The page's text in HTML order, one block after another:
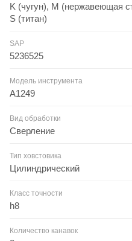
K (чугун), M (нержавеющая
S (титан)
SAP
5236525
Модель инструмента
A1249
Вид обработки
Сверление
Тип ховстовика
Цилиндрический
Класс точности
h8
Количество канавок